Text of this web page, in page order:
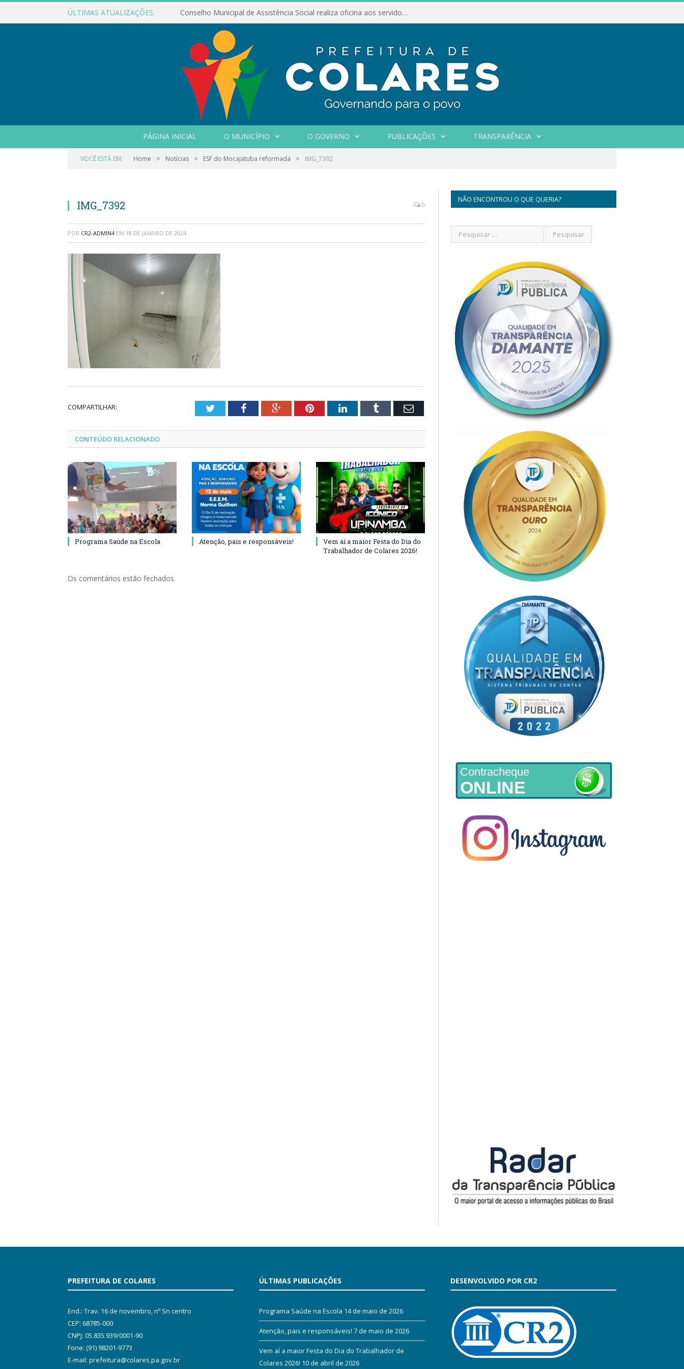
ÚLTIMAS ATUALIZAÇÕES: Conselho Municipal de Assistência Social realiza oficina aos servidores
PÁGINA INICIAL O MUNICÍPIO O GOVERNO PUBLICAÇÕES TRANSPARÊNCIA
VOCÊ ESTÁ EM: Home » Notícias » ESF do Mocajatuba reformada » IMG_7392
IMG_7392 0
POR CR2-ADMIN4 EM 18 DE JANEIRO DE 2024
COMPARTILHAR: TwitterFacebookGoogle+PinterestLinkedInTumblr Email
CONTEÚDO RELACIONADO
Programa Saúde na Escola Atenção, pais e responsáveis!
Vem aí a maior Festa do Dia do
Trabalhador de Colares 2026!
Os comentários estão fechados.
NÃO ENCONTROU O QUE QUERIA?
Contracheque
ONLINE
PREFEITURA DE COLARES
End.: Trav. 16 de novembro, nº Sn centro
CEP: 68785-000
CNPJ: 05.835.939/0001-90
Fone: (91) 98201-9773
E-mail: prefeitura@colares.pa.gov.br
ÚLTIMAS PUBLICAÇÕES
Programa Saúde na Escola 14 de maio de 2026
Atenção, pais e responsáveis! 7 de maio de 2026
Vem aí a maior Festa do Dia do Trabalhador de
Colares 2026! 10 de abril de 2026
DESENVOLVIDO POR CR2